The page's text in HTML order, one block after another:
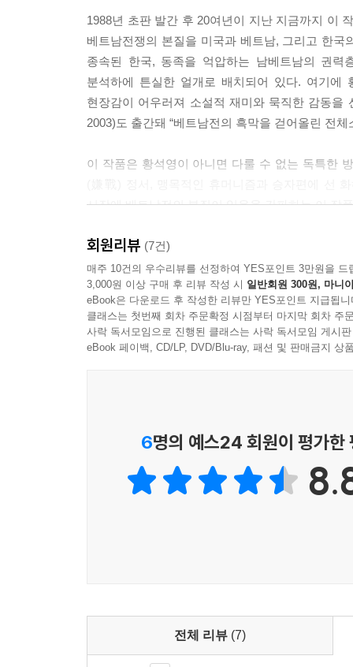
1988년 초판 발간 후 20여년이 지난 지금까지 이
베트남전쟁의 본질을 미국과 베트남, 그리고 한
종속된 한국, 동족을 ­억압하는 남베트남의 권
분석하에 튼실한 얼개로 배치되어 있다. 여기에
현장감이 어우러져 소설적 재미와 묵직한 감동을
2003)도 출간돼 “베트남전의 흑막을 걷어올린 전
이 작품은 황석영이 아니면 다룰 수 없는 독특한
시장에 베트남전의 본질이 있음을 간파하는 이 작
전투부대에서 한미 군합동수사대로 전출해온 안
팜 꾸엔, 그의 정부로서 달러를 모으는 기지촌
빚어놓은 ‘전쟁의 자식’들은 적과 동지가 뒤얽
비극적인 추문을 생생하게 재현한다. 1989년 제4
회원리뷰 (7건)
매주 10건의 우수리뷰를 선정하여 YES포인트 3만원을 드
3,000원 이상 구매 후 리뷰 작성 시 일반회원 300원, 마니
eBook은 다운로드 후 작성한 리뷰만 YES포인트 지급됩니
클래스는 첫번째 회차 주문확정 시점부터 마지막 회차 주
사락 독서모임으로 진행된 클래스는 사락 독서모임 게시
eBook 페이백, CD/LP, DVD/Blu-ray, 패션 및 판매금지 상
6명의 예스24 회원이 평가한
전체 리뷰 (7)